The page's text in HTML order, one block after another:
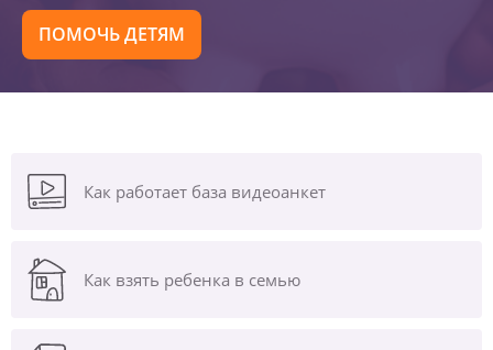
ПОМОЧЬ ДЕТЯМ
Как работает база видеоанкет
Как взять ребенка в семью